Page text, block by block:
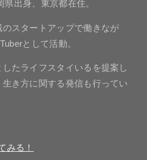
出身、東京都在住。
スタートアップで働きなが
として活動。
たライフスタイいるを提案し
き方に関する発信も行ってい
みる！